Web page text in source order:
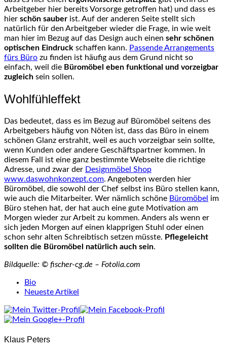
Arbeitgeber hier bereits Vorsorge getroffen hat) und dass es
hier schön sauber ist. Auf der anderen Seite stellt sich
natürlich für den Arbeitgeber wieder die Frage, in wie weit
man hier im Bezug auf das Design auch einen sehr schönen
optischen Eindruck schaffen kann. Passende Arrangements
fürs Büro zu finden ist häufig aus dem Grund nicht so
einfach, weil die Büromöbel eben funktional und vorzeigbar
zugleich sein sollen.
Wohlfühleffekt
Das bedeutet, dass es im Bezug auf Büromöbel seitens des
Arbeitgebers häufig von Nöten ist, dass das Büro in einem
schönen Glanz erstrahlt, weil es auch vorzeigbar sein sollte,
wenn Kunden oder andere Geschäftspartner kommen. In
diesem Fall ist eine ganz bestimmte Webseite die richtige
Adresse, und zwar der Designmöbel Shop
www.daswohnkonzept.com. Angeboten werden hier
Büromöbel, die sowohl der Chef selbst ins Büro stellen kann,
wie auch die Mitarbeiter. Wer nämlich schöne Büromöbel im
Büro stehen hat, der hat auch eine gute Motivation am
Morgen wieder zur Arbeit zu kommen. Anders als wenn er
sich jeden Morgen auf einen klapprigen Stuhl oder einen
schon sehr alten Schreibtisch setzen müsste. Pflegeleicht
sollten die Büromöbel natürlich auch sein.
Bildquelle: © fischer-cg.de – Fotolia.com
following
tabs
change
below.
Bio
Neueste Artikel
Klaus Peters